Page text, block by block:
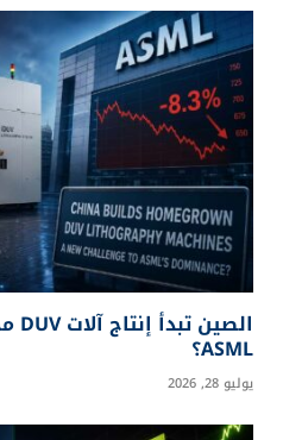
منصة شاملة تقدم
الحديثة والمدونات
دقيقة، واختبارات
إعلان